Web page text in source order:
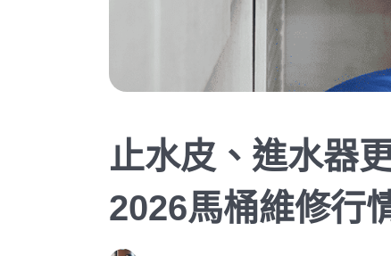
止水皮、進水器
2026馬桶維修行